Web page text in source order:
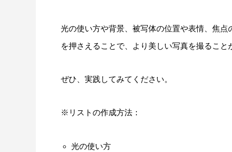
光の使い方や背景、被写体の位置や表情、焦
を押さえることで、より美しい写真を撮ること
ぜひ、実践してみてください。
※リストの作成方法：
光の使い方